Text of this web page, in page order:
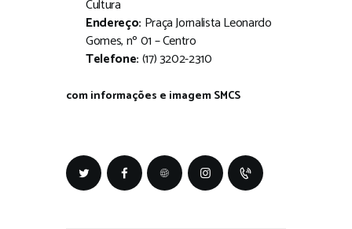
Cultura
Endereço: Praça Jornalista Leonardo
Gomes, nº 01 – Centro
Telefone:(17) 3202-2310
com informações e imagem SMCS